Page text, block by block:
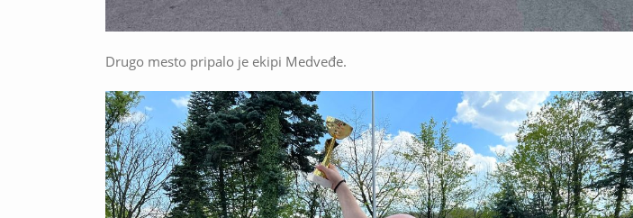
Drugo mesto pripalo je ekipi Medveđe.